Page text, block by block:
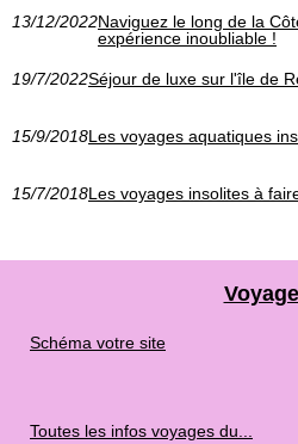
13/12/2022Naviguez le long de la
expérience inoubliable !
19/7/2022Séjour de luxe sur l'île de
15/9/2018Les voyages aquatiques
15/7/2018Les voyages insolites à
Schéma votre site
Toutes les infos voyages du...